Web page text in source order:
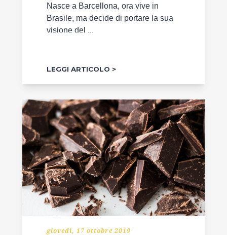
Nasce a Barcellona, ora vive in
Brasile, ma decide di portare la sua
visione del ...
LEGGI ARTICOLO
giovedì, 17 ottobre 2019